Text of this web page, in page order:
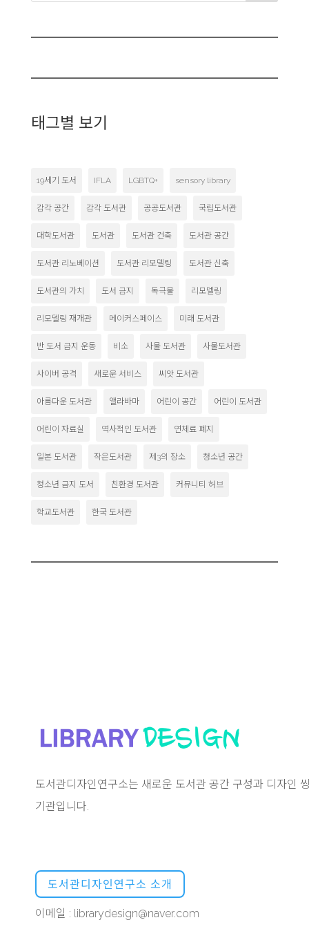
태그별 보기
19세기 도서 IFLA LGBTQ+ sensory library
감각 공간 감각 도서관 공공도서관 국립도서관
대학도서관 도서관 도서관 건축 도서관 공간
도서관 리노베이션 도서관 리모델링 도서관 신축
도서관의 가치 도서 금지 독극물 리모델링
리모델링 재개관 메이커스페이스 미래 도서관
반 도서 금지 운동 비소 사물 도서관 사물도서관
사이버 공격 새로운 서비스 씨앗 도서관
아름다운 도서관 앨라바마 어린이 공간 어린이 도서관
어린이 자료실 역사적인 도서관 연체료 폐지
일본 도서관 작은도서관 제3의 장소 청소년 공간
청소년 금지 도서 친환경 도서관 커뮤니티 허브
학교도서관 한국 도서관
도서관디자인연구소는 새로운 도서관 공간 구성과 디자인
기관입니다.
도서관디자인연구소 소개
이메일 : librarydesign@naver.com